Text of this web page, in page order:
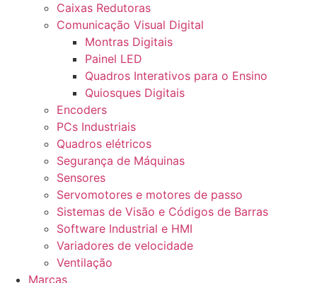
Caixas Redutoras
Comunicação Visual Digital
Montras Digitais
Painel LED
Quadros Interativos para o Ensino
Quiosques Digitais
Encoders
PCs Industriais
Quadros elétricos
Segurança de Máquinas
Sensores
Servomotores e motores de passo
Sistemas de Visão e Códigos de Barras
Software Industrial e HMI
Variadores de velocidade
Ventilação
Marcas